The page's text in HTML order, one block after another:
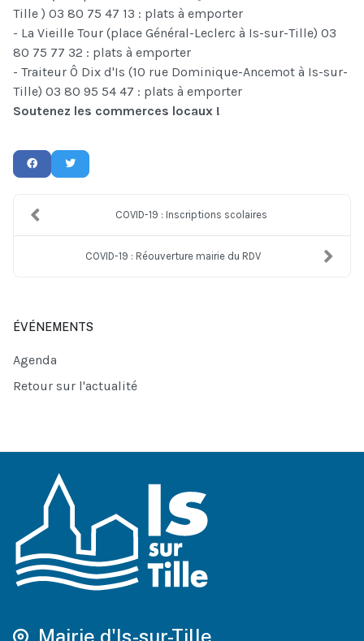
Tille ) 03 80 75 47 13 : plats à emporter
- La Vieille Tour (place Général-Leclerc à Is-sur-Tille) 03
80 75 77 32 : plats à emporter
- Traiteur Ô Dix d'Is (10 rue Dominique-Ancemot à Is-sur-
Tille) 03 80 95 54 47 : plats à emporter
Soutenez les commerces locaux !
COVID-19 : Inscriptions scolaires
COVID-19 : Réouverture mairie du RDV
ÉVÉNEMENTS
Agenda
Retour sur l'actualité